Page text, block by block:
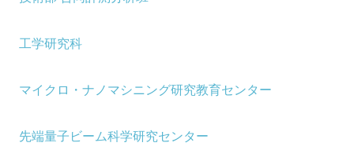
工学研究科
マイクロ・ナノマシニング研究教育センター
先端量子ビーム科学研究センター